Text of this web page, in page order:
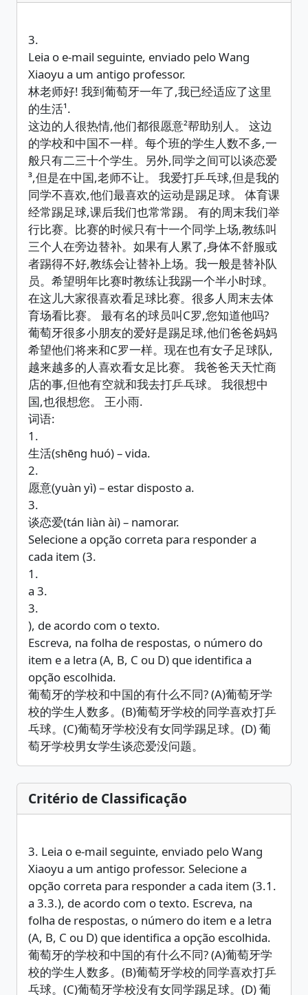
3.
Leia o e-mail seguinte, enviado pelo Wang
Xiaoyu a um antigo professor.
林老师好! 我到葡萄牙一年了,我已经适应了这里
的生活¹.
这边的人很热情,他们都很愿意²帮助别人。 这边
的学校和中国不一样。每个班的学生人数不多,一
般只有二三十个学生。另外,同学之间可以谈恋爱
³,但是在中国,老师不让。 我爱打乒乓球,但是我的
同学不喜欢,他们最喜欢的运动是踢足球。 体育课
经常踢足球,课后我们也常常踢。 有的周末我们举
行比赛。比赛的时候只有十一个同学上场,教练叫
三个人在旁边替补。如果有人累了,身体不舒服或
者踢得不好,教练会让替补上场。我一般是替补队
员。希望明年比赛时教练让我踢一个半小时球。
在这儿大家很喜欢看足球比赛。很多人周末去体
育场看比赛。 最有名的球员叫C罗,您知道他吗?
葡萄牙很多小朋友的爱好是踢足球,他们爸爸妈妈
希望他们将来和C罗一样。现在也有女子足球队,
越来越多的人喜欢看女足比赛。 我爸爸天天忙商
店的事,但他有空就和我去打乒乓球。 我很想中
国,也很想您。 王小雨.
词语:
1.
生活(shēng huó) – vida.
2.
愿意(yuàn yì) – estar disposto a.
3.
谈恋爱(tán liàn ài) – namorar.
Selecione a opção correta para responder a
cada item (3.
1.
a 3.
3.
), de acordo com o texto.
Escreva, na folha de respostas, o número do
item e a letra (A, B, C ou D) que identifica a
opção escolhida.
葡萄牙的学校和中国的有什么不同? (A)葡萄牙学
校的学生人数多。(B)葡萄牙学校的同学喜欢打乒
乓球。(C)葡萄牙学校没有女同学踢足球。(D) 葡
萄牙学校男女学生谈恋爱没问题。
Critério de Classificação
3. Leia o e-mail seguinte, enviado pelo Wang
Xiaoyu a um antigo professor. Selecione a
opção correta para responder a cada item (3.1.
a 3.3.), de acordo com o texto. Escreva, na
folha de respostas, o número do item e a letra
(A, B, C ou D) que identifica a opção escolhida.
葡萄牙的学校和中国的有什么不同? (A)葡萄牙学
校的学生人数多。(B)葡萄牙学校的同学喜欢打乒
乓球。(C)葡萄牙学校没有女同学踢足球。(D) 葡